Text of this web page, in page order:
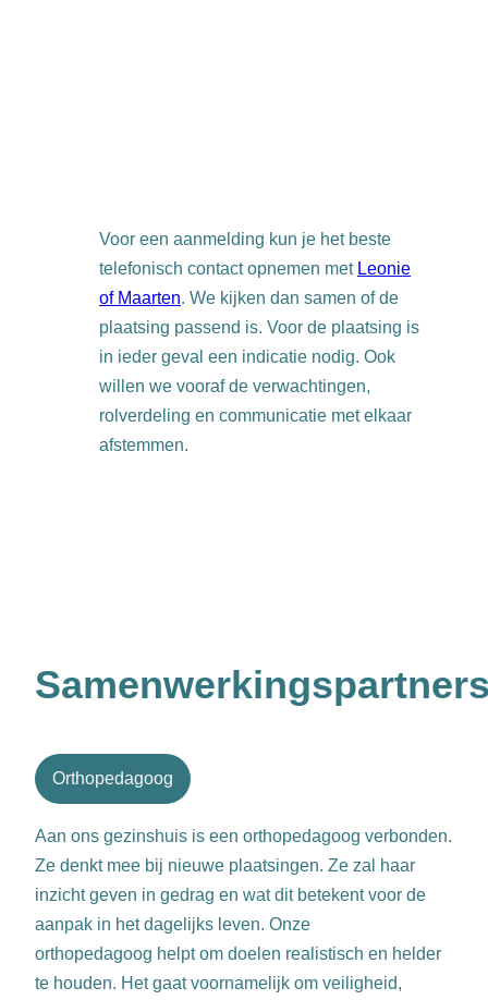
Voor een aanmelding kun je het beste
telefonisch contact opnemen met Leonie
of Maarten. We kijken dan samen of de
plaatsing passend is. Voor de plaatsing is
in ieder geval een indicatie nodig. Ook
willen we vooraf de verwachtingen,
rolverdeling en communicatie met elkaar
afstemmen.
Orthopedagoog
Aan ons gezinshuis is een orthopedagoog verbonden.
Ze denkt mee bij nieuwe plaatsingen. Ze zal haar
inzicht geven in gedrag en wat dit betekent voor de
aanpak in het dagelijks leven. Onze
orthopedagoog helpt om doelen realistisch en helder
te houden. Het gaat voornamelijk om veiligheid,